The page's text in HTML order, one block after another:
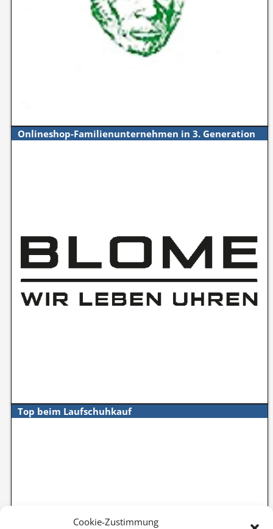
Cookie-Zustimmung
Onlineshop-Familienunternehmen in 3. Generation
Top beim Laufschuhkauf